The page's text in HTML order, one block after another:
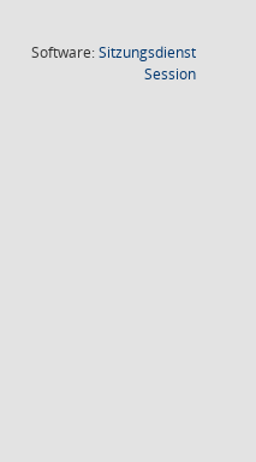
Software:Sitzungsdienst
Session(Wird in